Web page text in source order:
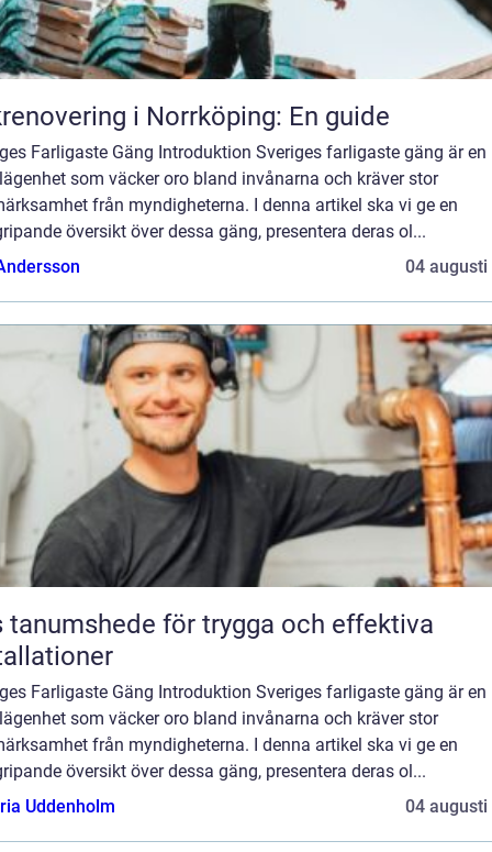
i Norrköping: En guide
Farligaste Gäng Introduktion Sveriges farligaste gäng är en
som väcker oro bland invånarna och kräver stor
från myndigheterna. I denna artikel ska vi ge en
översikt över dessa gäng, presentera deras ol...
04 augusti
tanumshede för trygga och effektiva
Farligaste Gäng Introduktion Sveriges farligaste gäng är en
som väcker oro bland invånarna och kräver stor
från myndigheterna. I denna artikel ska vi ge en
översikt över dessa gäng, presentera deras ol...
Uddenholm
04 augusti